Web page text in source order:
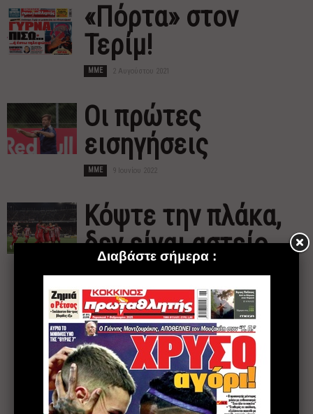
«Πόρτα» στον
Τερίμ!
MME 2 Αυγούστου 2021
Οι πρώτες
εισηγήσεις
MME 9 Ιουνίου 2022
Κόψτε την πλάκα,
δεν είναι αστείο
4 5 6